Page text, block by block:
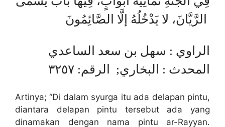
الراوي : سهل بن سعد الساعدي
المحدث : البخاري; الرقم: ٣٢٥٧
Artinya; “Di dalam syurga itu ada delapan pintu,
diantara delapan pintu tersebut ada yang
dinamakan dengan nama pintu ar-Rayyan.